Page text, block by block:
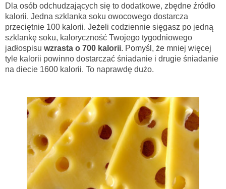
Dla osób odchudzających się to dodatkowe, zbędne źródło
kalorii. Jedna szklanka soku owocowego dostarcza
przeciętnie 100 kalorii. Jeżeli codziennie sięgasz po jedną
szklankę soku, kaloryczność Twojego tygodniowego
jadłospisu wzrasta o 700 kalorii. Pomyśl, że mniej więcej
tyle kalorii powinno dostarczać śniadanie i drugie śniadanie
na diecie 1600 kalorii. To naprawdę dużo.